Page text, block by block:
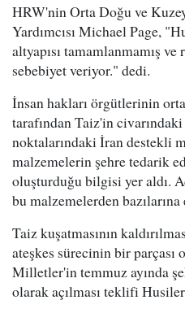
HRW'nin Orta Doğu ve
Yardımcısı Michael Page,
altyapısı tamamlanmamış
sebebiyet veriyor." dedi.
İnsan hakları örgütlerinin
tarafından Taiz'in
noktalarındaki İran destekli
malzemelerin şehre tedarik
oluşturduğu bilgisi yer aldı.
bu malzemelerden
Taiz kuşatmasının
ateşkes sürecinin bir parçası
Milletler'in temmuz ayında
olarak açılması teklifi